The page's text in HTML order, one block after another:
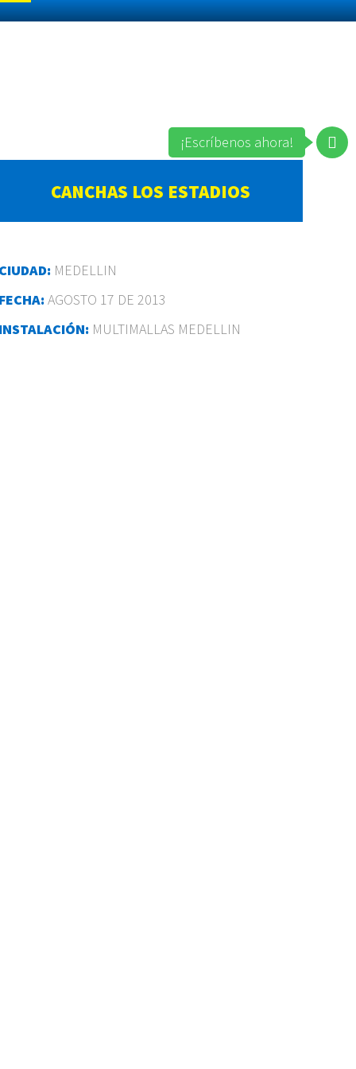
¡Escríbenos ahora!
CANCHAS LOS ESTADIOS
MEDELLIN
AGOSTO 17 DE 2013
MULTIMALLAS MEDELLIN